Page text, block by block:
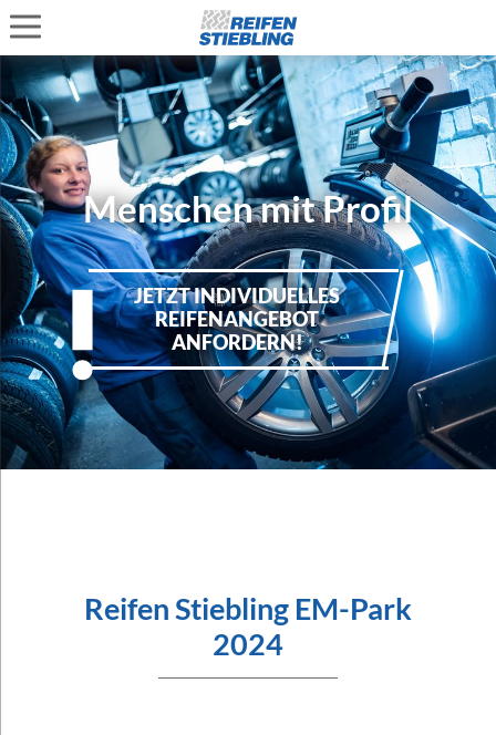
Menschen mit Profil
JETZT INDIVIDUELLES
REIFENANGEBOT
ANFORDERN!
Reifen Stiebling EM-Park
2024